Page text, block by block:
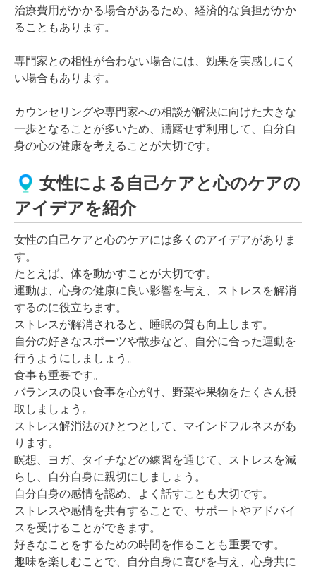
治療費用がかかる場合があるため、経済的な負担がかか
ることもあります。
専門家との相性が合わない場合には、効果を実感しにく
い場合もあります。
カウンセリングや専門家への相談が解決に向けた大きな
一歩となることが多いため、躊躇せず利用して、自分自
身の心の健康を考えることが大切です。
女性による自己ケアと心のケアの
アイデアを紹介
女性の自己ケアと心のケアには多くのアイデアがありま
す。
たとえば、体を動かすことが大切です。
運動は、心身の健康に良い影響を与え、ストレスを解消
するのに役立ちます。
ストレスが解消されると、睡眠の質も向上します。
自分の好きなスポーツや散歩など、自分に合った運動を
行うようにしましょう。
食事も重要です。
バランスの良い食事を心がけ、野菜や果物をたくさん摂
取しましょう。
ストレス解消法のひとつとして、マインドフルネスがあ
ります。
瞑想、ヨガ、タイチなどの練習を通じて、ストレスを減
らし、自分自身に親切にしましょう。
自分自身の感情を認め、よく話すことも大切です。
ストレスや感情を共有することで、サポートやアドバイ
スを受けることができます。
好きなことをするための時間を作ることも重要です。
趣味を楽しむことで、自分自身に喜びを与え、心身共に